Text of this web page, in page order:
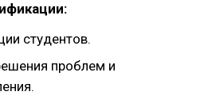
студентов.
проблем и